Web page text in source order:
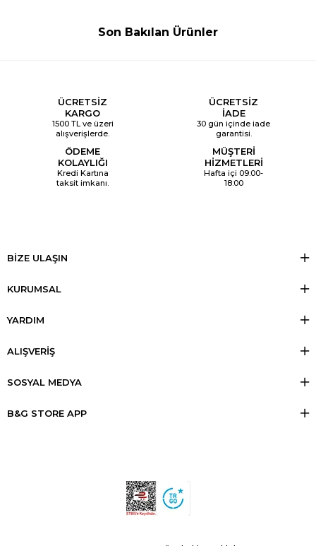
Son Bakılan Ürünler
ÜCRETSİZ
KARGO
1500 TL ve üzeri
alışverişlerde.
ÜCRETSİZ
İADE
30 gün içinde iade
garantisi.
ÖDEME
KOLAYLIĞI
Kredi Kartına
taksit imkanı.
MÜŞTERİ
HİZMETLERİ
Hafta içi 09:00-
18:00
BİZE ULAŞIN
KURUMSAL
YARDIM
ALIŞVERİŞ
SOSYAL MEDYA
B&G STORE APP